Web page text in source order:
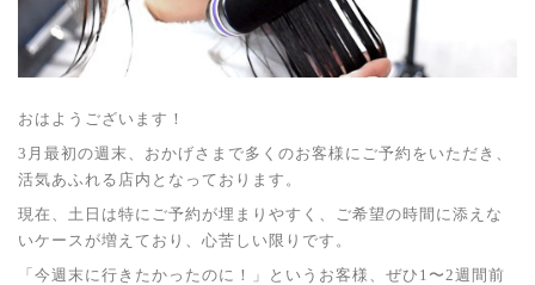
おはようございます！
3月最初の週末、おかげさまで多くのお客様にご予約をいただき、
活気あふれる店内となっております。
現在、土日は特にご予約が埋まりやすく、ご希望の時間に添えな
いケースが増えており、心苦しい限りです。
「今週末に行きたかったのに！」というお客様、ぜひ1〜2週間前